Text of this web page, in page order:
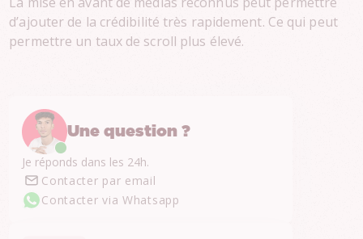
d’ajouter de la crédibilité très rapidement. Ce qui peut
permettre un taux de scroll plus élevé.
Une question ?
Je réponds dans les 24h.
Contacter par email
Contacter via Whatsapp